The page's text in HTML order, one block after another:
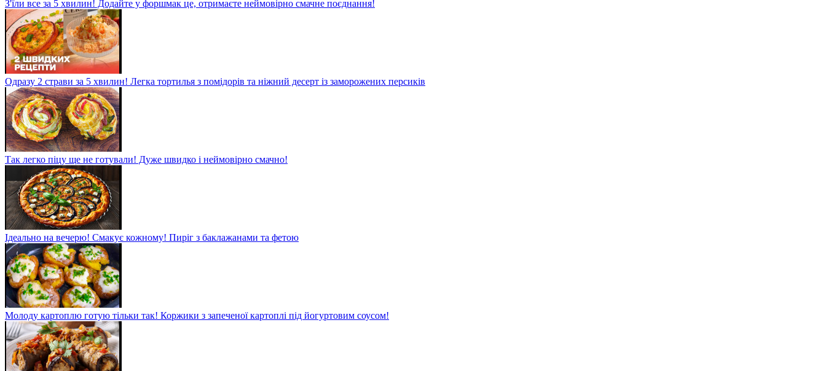
З'їли все за 5 хвилин! Додайте у форшмак це, отримаєте неймовірно смачне поєднання!
Одразу 2 страви за 5 хвилин! Легка тортилья з помідорів та ніжний десерт із заморожених персиків
Так легко піцу ще не готували! Дуже швидко і неймовірно смачно!
Ідеально на вечерю! Смакує кожному! Пиріг з баклажанами та фетою
Молоду картоплю готую тільки так! Коржики з запеченої картоплі під йогуртовим соусом!